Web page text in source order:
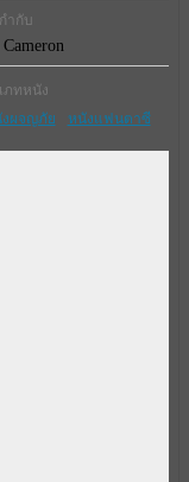
ำกับ
Cameron
ภทหนัง
ผจญภัย หนังแฟนตาซี